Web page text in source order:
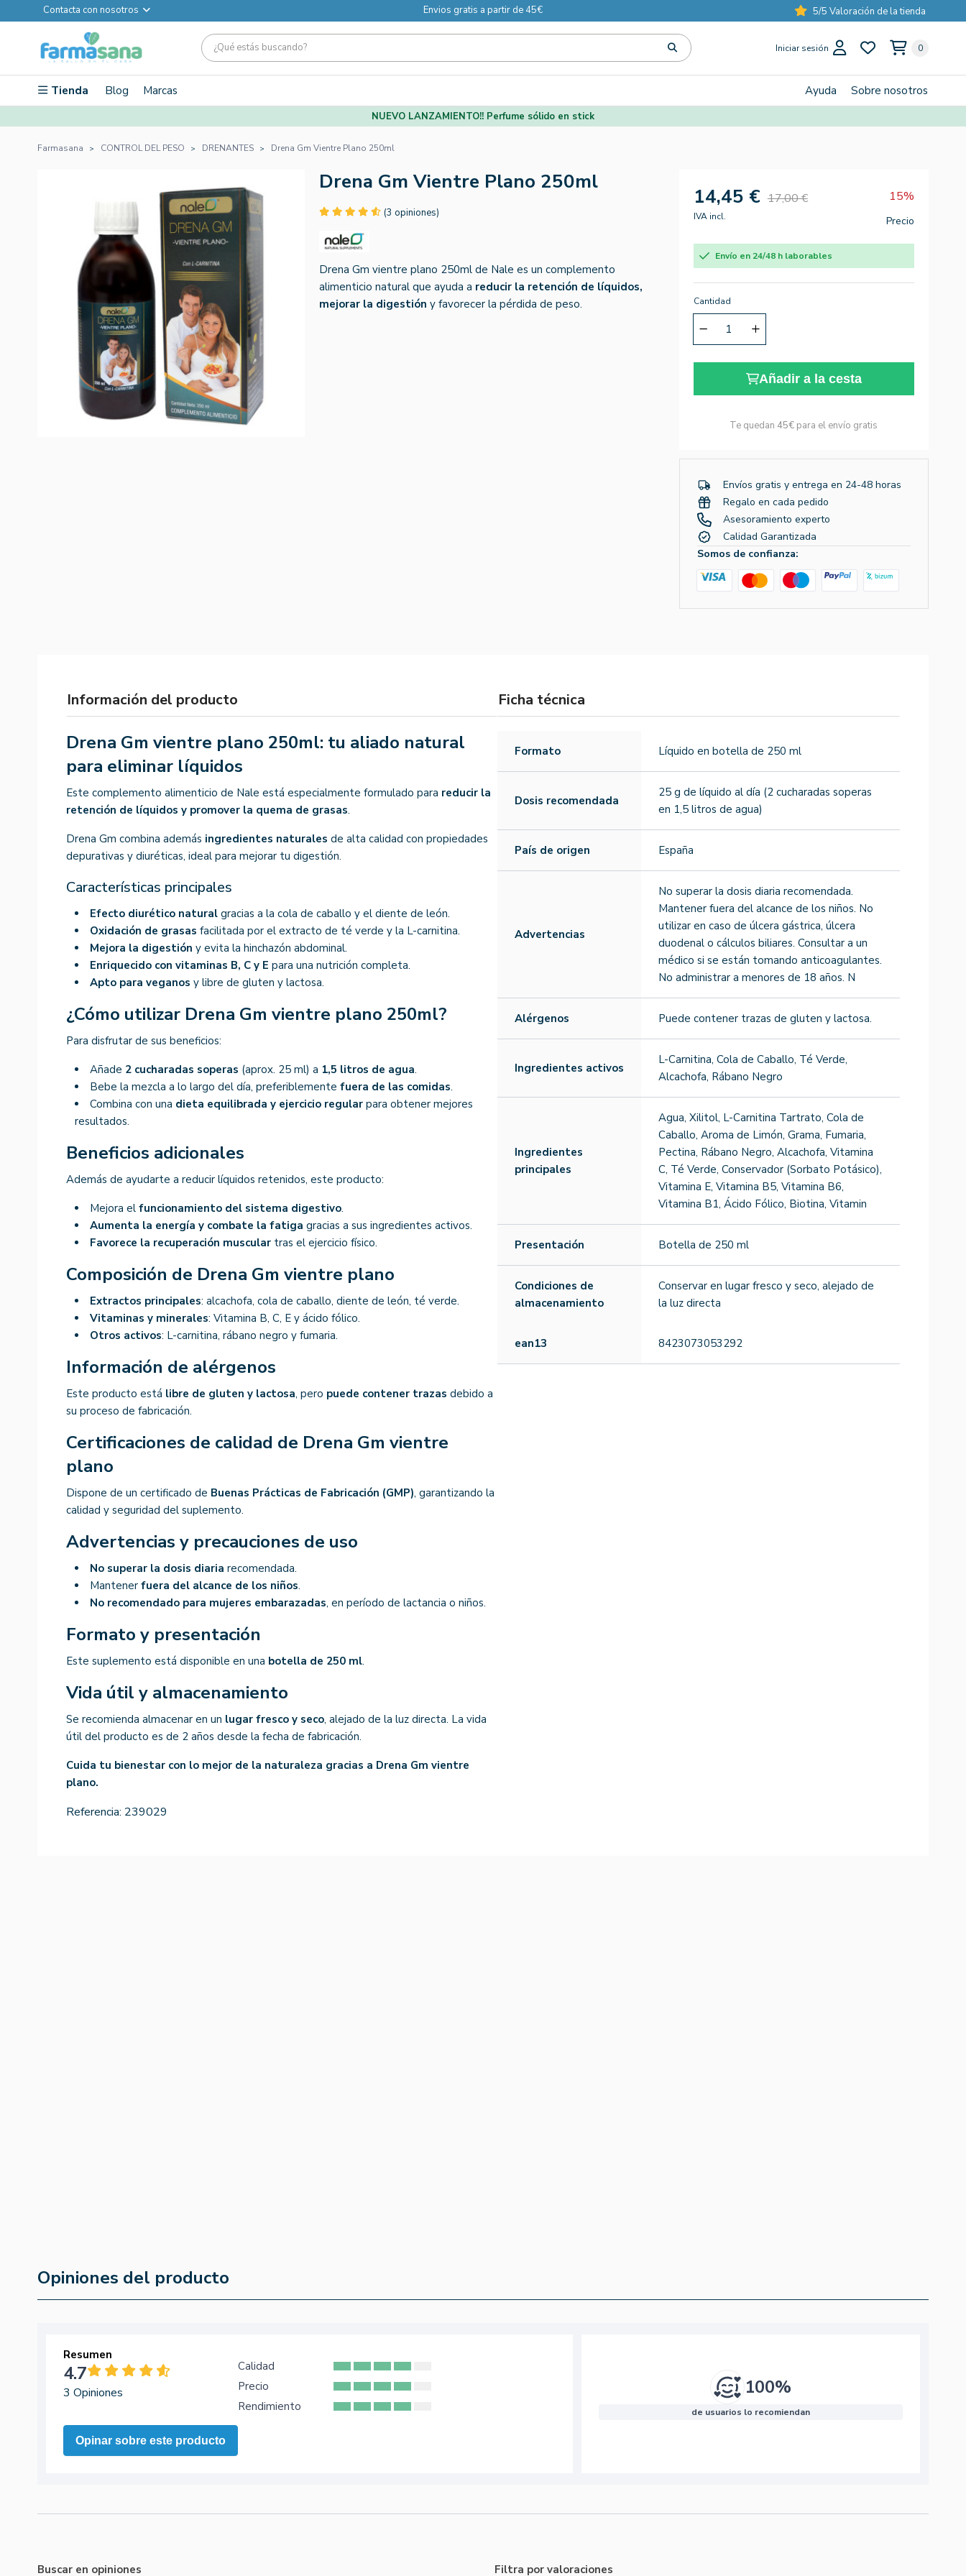
Contacta con nosotros Envios gratis a partir de 45€ 5/5 Valoración de la tienda
Iniciar sesión 0
Tienda Blog Marcas Ayuda Sobre nosotros
NUEVO LANZAMIENTO!! Perfume sólido en stick
Farmasana CONTROL DEL PESO DRENANTES Drena Gm Vientre Plano 250ml
Drena Gm Vientre Plano 250ml
(3 opiniones)
Drena Gm vientre plano 250ml de Nale es un complemento
alimenticio natural que ayuda a reducir la retención de líquidos,
mejorar la digestión y favorecer la pérdida de peso.
14,45 € 17,00 € 15%
IVA incl. Precio
Envío en 24/48 h laborables
Cantidad
Añadir a la cesta
Te quedan 45€ para el envío gratis
Envíos gratis y entrega en 24-48 horas
Regalo en cada pedido
Asesoramiento experto
Calidad Garantizada
Somos de confianza:
Información del producto
Drena Gm vientre plano 250ml: tu aliado natural
para eliminar líquidos
Este complemento alimenticio de Nale está especialmente formulado para reducir la
retención de líquidos y promover la quema de grasas.
Drena Gm combina además ingredientes naturales de alta calidad con propiedades
depurativas y diuréticas, ideal para mejorar tu digestión.
Características principales
Efecto diurético natural gracias a la cola de caballo y el diente de león.
Oxidación de grasas facilitada por el extracto de té verde y la L-carnitina.
Mejora la digestión y evita la hinchazón abdominal.
Enriquecido con vitaminas B, C y E para una nutrición completa.
Apto para veganos y libre de gluten y lactosa.
¿Cómo utilizar Drena Gm vientre plano 250ml?
Para disfrutar de sus beneficios:
Añade 2 cucharadas soperas (aprox. 25 ml) a 1,5 litros de agua.
Bebe la mezcla a lo largo del día, preferiblemente fuera de las comidas.
Combina con una dieta equilibrada y ejercicio regular para obtener mejores
resultados.
Beneficios adicionales
Además de ayudarte a reducir líquidos retenidos, este producto:
Mejora el funcionamiento del sistema digestivo.
Aumenta la energía y combate la fatiga gracias a sus ingredientes activos.
Favorece la recuperación muscular tras el ejercicio físico.
Composición de Drena Gm vientre plano
Extractos principales: alcachofa, cola de caballo, diente de león, té verde.
Vitaminas y minerales: Vitamina B, C, E y ácido fólico.
Otros activos: L-carnitina, rábano negro y fumaria.
Información de alérgenos
Este producto está libre de gluten y lactosa, pero puede contener trazas debido a
su proceso de fabricación.
Certificaciones de calidad de Drena Gm vientre
plano
Dispone de un certificado de Buenas Prácticas de Fabricación (GMP), garantizando la
calidad y seguridad del suplemento.
Advertencias y precauciones de uso
No superar la dosis diaria recomendada.
Mantener fuera del alcance de los niños.
No recomendado para mujeres embarazadas, en período de lactancia o niños.
Formato y presentación
Este suplemento está disponible en una botella de 250 ml.
Vida útil y almacenamiento
Se recomienda almacenar en un lugar fresco y seco, alejado de la luz directa. La vida
útil del producto es de 2 años desde la fecha de fabricación.
Cuida tu bienestar con lo mejor de la naturaleza gracias a Drena Gm vientre
plano.
Referencia: 239029
Ficha técnica
Formato Líquido en botella de 250 ml
Dosis recomendada
25 g de líquido al día (2 cucharadas soperas
en 1,5 litros de agua)
País de origen España
Advertencias
No superar la dosis diaria recomendada.
Mantener fuera del alcance de los niños. No
utilizar en caso de úlcera gástrica, úlcera
duodenal o cálculos biliares. Consultar a un
médico si se están tomando anticoagulantes.
No administrar a menores de 18 años. N
Alérgenos Puede contener trazas de gluten y lactosa.
Ingredientes activos
L-Carnitina, Cola de Caballo, Té Verde,
Alcachofa, Rábano Negro
Ingredientes
principales
Agua, Xilitol, L-Carnitina Tartrato, Cola de
Caballo, Aroma de Limón, Grama, Fumaria,
Pectina, Rábano Negro, Alcachofa, Vitamina
C, Té Verde, Conservador (Sorbato Potásico),
Vitamina E, Vitamina B5, Vitamina B6,
Vitamina B1, Ácido Fólico, Biotina, Vitamin
Presentación Botella de 250 ml
Condiciones de
almacenamiento
Conservar en lugar fresco y seco, alejado de
la luz directa
ean13 8423073053292
Opiniones del producto
Resumen
4.7
3 Opiniones
Opinar sobre este producto
Calidad
Precio
Rendimiento
100%
de usuarios lo recomiendan
Buscar en opiniones Filtra por valoraciones